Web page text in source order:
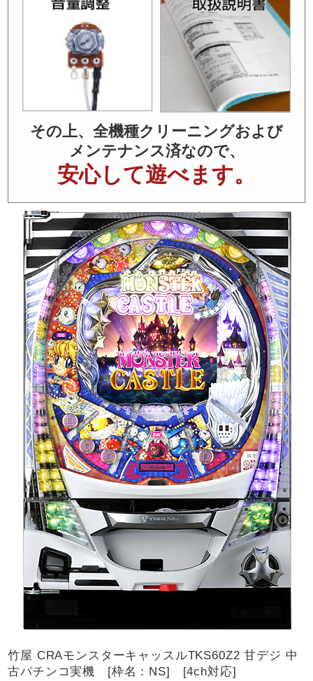
その上、全機種クリーニングおよび
メンテナンス済なので、
安心して遊べます。
竹屋 CRAモンスターキャッスルTKS60Z2 甘デジ 中
古パチンコ実機 [枠名：NS] [4ch対応]